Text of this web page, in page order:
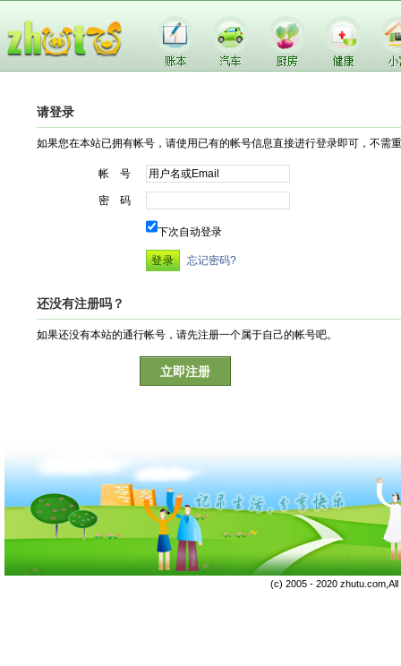
请登录
如果您在本站已拥有帐号，请使用已有的帐号信息直接进行登录即可，不需
帐 号
密 码
下次自动登录
忘记密码?
还没有注册吗？
如果还没有本站的通行帐号，请先注册一个属于自己的帐号吧。
立即注册
(c) 2005 - 2020